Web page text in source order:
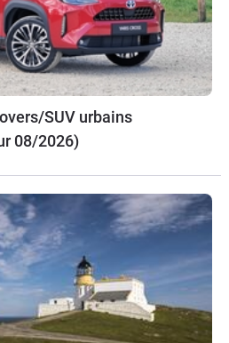
SUV urbains
08/2026)